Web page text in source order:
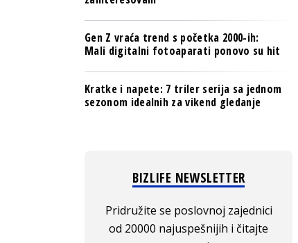
Gen Z vraća trend s početka 2000-ih:
Mali digitalni fotoaparati ponovo su hit
Kratke i napete: 7 triler serija sa jednom
sezonom idealnih za vikend gledanje
BIZLIFE NEWSLETTER
Pridružite se poslovnoj zajednici
od 20000 najuspešnijih i čitajte